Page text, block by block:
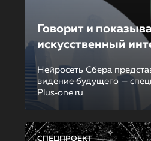
Говорит и
искусственный
Нейросеть Сбера
видение будущего —
Plus‑one.ru
СПЕЦПРОЕКТ